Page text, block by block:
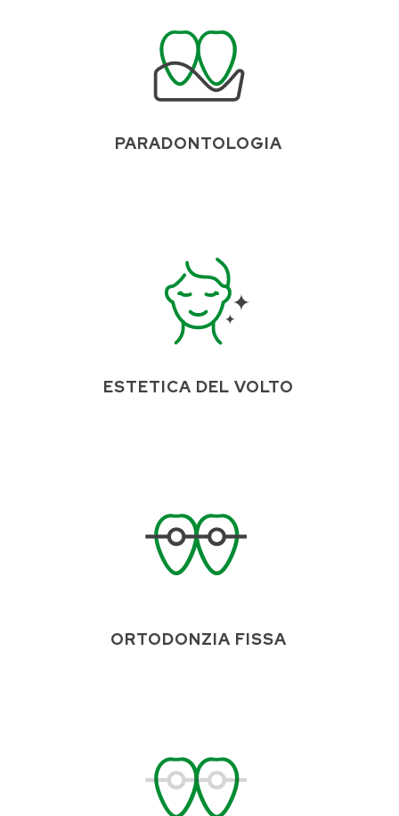
PARADONTOLOGIA
ESTETICA DEL VOLTO
ORTODONZIA FISSA